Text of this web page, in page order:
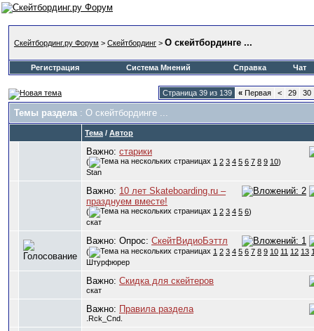
Скейтбординг.ру Форум > Скейтбординг > О скейтбординге ...
Регистрация Система Мнений Справка Чат
Страница 39 из 139 « Первая < 29 30
Темы раздела : О скейтбординге ...
Тема / Автор
Важно: старики
( 1 2 3 4 5 6 7 8 9 10)
Stan
Важно: 10 лет Skateboarding.ru –
празднуем вместе!
( 1 2 3 4 5 6)
скат
Важно: Опрос: СкейтВидиоБэттл
( 1 2 3 4 5 6 7 8 9 10 11 12 13
Штурфюрер
Важно: Скидка для скейтеров
скат
Важно: Правила раздела
.Rck_Cnd.